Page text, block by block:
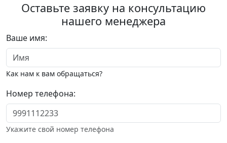
Оставьте заявку на консультацию
нашего менеджера
Ваше имя:
Как нам к вам обращаться?
Номер телефона:
Укажите свой номер телефона